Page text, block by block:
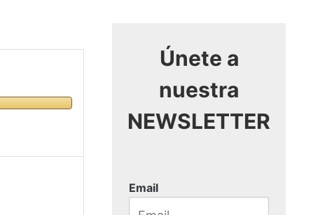
Únete a
nuestra
NEWSLETTER
Email